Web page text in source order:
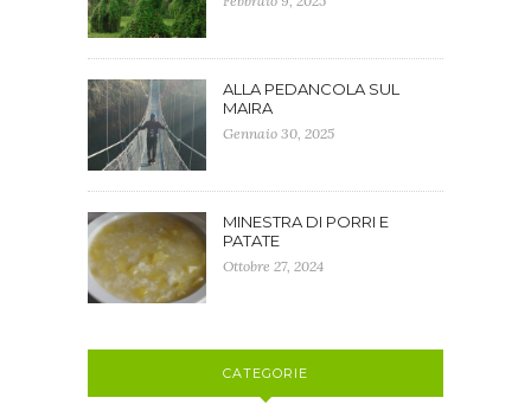
ALLA PEDANCOLA SUL
MAIRA
Gennaio 30, 2025
MINESTRA DI PORRI E
PATATE
Ottobre 27, 2024
CATEGORIE